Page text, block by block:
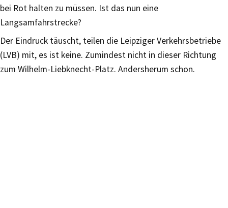
bei Rot halten zu müssen. Ist das nun eine
Langsamfahrstrecke?
Der Eindruck täuscht, teilen die Leipziger Verkehrsbetriebe
(LVB) mit, es ist keine. Zumindest nicht in dieser Richtung
zum Wilhelm-Liebknecht-Platz. Andersherum schon.